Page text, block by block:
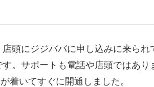
頭にジジババに申し込みに来られ
。サポートも電話や店頭ではあり
着いてすぐに開通しました。